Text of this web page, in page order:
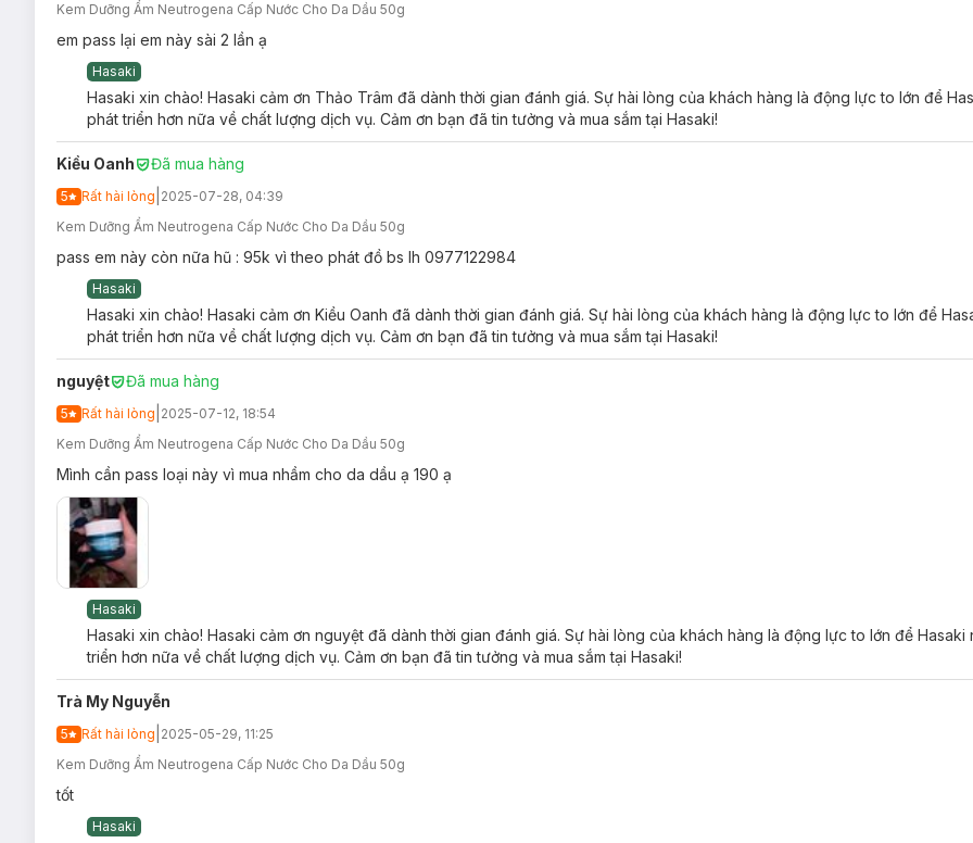
căng mọng, mềm mại và sáng khỏe tự nhiên lâu dài:
Kem Dưỡng Ẩm Neutrogena Cấp Nước Cho Da Dầu 50g
em pass lại em này sài 2 lần ạ
Hasaki
Hasaki xin chào! Hasaki cảm ơn Thảo Trâm đã dành thời gian đánh giá. Sự hài lòng của khách hàng là động lực to lớn để
phát triển hơn nữa về chất lượng dịch vụ. Cảm ơn bạn đã tin tưởng và mua sắm tại Hasaki!
Kiều Oanh Đã mua hàng
5 Rất hài lòng 2025-07-28, 04:39
Kem Dưỡng Ẩm Neutrogena Cấp Nước Cho Da Dầu 50g
pass em này còn nữa hũ : 95k vì theo phát đồ bs lh 0977122984
Hasaki
Hasaki xin chào! Hasaki cảm ơn Kiều Oanh đã dành thời gian đánh giá. Sự hài lòng của khách hàng là động lực to lớn để
phát triển hơn nữa về chất lượng dịch vụ. Cảm ơn bạn đã tin tưởng và mua sắm tại Hasaki!
nguyệt Đã mua hàng
5 Rất hài lòng 2025-07-12, 18:54
Kem Dưỡng Ẩm Neutrogena Cấp Nước Cho Da Dầu 50g
Mình cần pass loại này vì mua nhầm cho da dầu ạ 190 ạ
Hasaki
Hasaki xin chào! Hasaki cảm ơn nguyệt đã dành thời gian đánh giá. Sự hài lòng của khách hàng là động lực to lớn để
triển hơn nữa về chất lượng dịch vụ. Cảm ơn bạn đã tin tưởng và mua sắm tại Hasaki!
Trà My Nguyễn
5 Rất hài lòng 2025-05-29, 11:25
Kem Dưỡng Ẩm Neutrogena Cấp Nước Cho Da Dầu 50g
tốt
Hasaki